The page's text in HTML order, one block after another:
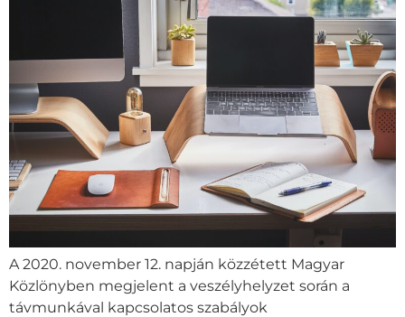
A 2020. november 12. napján közzétett Magyar
Közlönyben megjelent a veszélyhelyzet során a
távmunkával kapcsolatos szabályok